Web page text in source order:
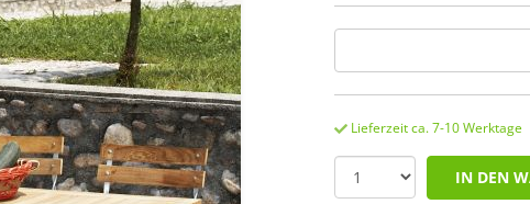
Lieferzeit ca. 7-10 Werktage
IN DEN